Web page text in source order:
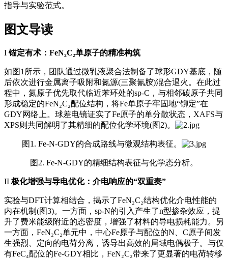
指导与实验范式。
图文导读
I 锚定有术：FeN₂C₂单原子的精准构筑
如图1所示，团队通过微乳液聚合法制备了球形GDY基底，随
后依次进行金属离子吸附和氮源(三聚氰胺)混合退火。在此过
程中，氮原子优先取代临近苯环处的sp‑C，与相邻碳原子共同
形成稳定的FeN₂C₂配位结构，将Fe单原子牢固地“铆定”在
GDY网络上。球差电镜证实了Fe原子的单分散状态，XAFS与
XPS则共同解明了其精细的配位化学环境(图2)。
图1. Fe‑N‑GDY的合成路线与微观结构表征。
图2. Fe‑N‑GDY的精细结构表征与化学态分析。
II 极化增强与导电优化：介电响应的“双重奏”
实验与DFT计算相结合，揭示了FeN₂C₂结构优化介电性能的
内在机制(图3)。一方面，sp‑N的引入产生了n型掺杂效应，提
升了费米能级附近的态密度，增强了材料的导电损耗能力。另
一方面，FeN₂C₂单元中，中心Fe原子与配位的N、C原子间发
生强烈、定向的电荷分离，诱导出高效的局域电偶极子。与仅
有FeC₄配位的Fe‑GDY相比，FeN₂C₂带来了更显著的电荷转移